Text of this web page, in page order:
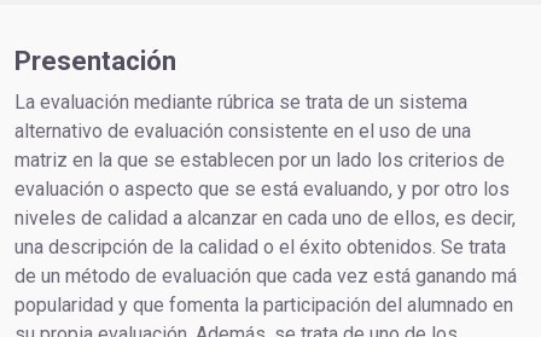
Presentación
La evaluación mediante rúbrica se trata de un sistema
alternativo de evaluación consistente en el uso de una
matriz en la que se establecen por un lado los criterios de
evaluación o aspecto que se está evaluando, y por otro los
niveles de calidad a alcanzar en cada uno de ellos, es decir,
una descripción de la calidad o el éxito obtenidos. Se trata
de un método de evaluación que cada vez está ganando má
popularidad y que fomenta la participación del alumnado en